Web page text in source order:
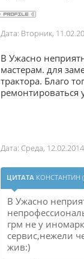
Дата: Вторник,
В Ужасно
мастерам. для
трактора. Благо
ремонтироваться
Дата: Среда,
ЦИТАТА КОНСТАНТИН (
В Ужасно
грм не у
сервис,нежели
жив:)